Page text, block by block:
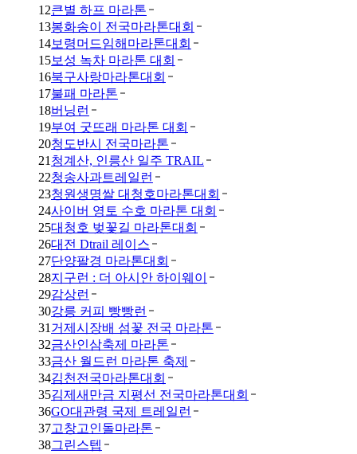
12큰별 하프 마라톤
13봉화송이 전국마라톤대회
14보령머드임해마라톤대회
15보성 녹차 마라톤 대회
16북구사랑마라톤대회
17불패 마라톤
18버닝런
19부여 굿뜨래 마라톤 대회
20청도반시 전국마라톤
21 청계산, 인릉산 일주 TRAIL
22청송사과트레일런
23청원생명쌀 대청호마라톤대회
24사이버 영토 수호 마라톤 대회
25대청호 벚꽃길 마라톤대회
26대전 Dtrail 레이스
27단양팔경 마라톤대회
28지구런 : 더 아시안 하이웨이
29감상런
30강릉 커피 빵빵런
31 거제시장배 섬꽃 전국 마라톤
32금산인삼축제 마라톤
33금산 월드런 마라톤 축제
34김천전국마라톤대회
35김제새만금 지평선 전국마라톤대회
36GO대관령 국제 트레일런
37고창고인돌마라톤
38그린스텝